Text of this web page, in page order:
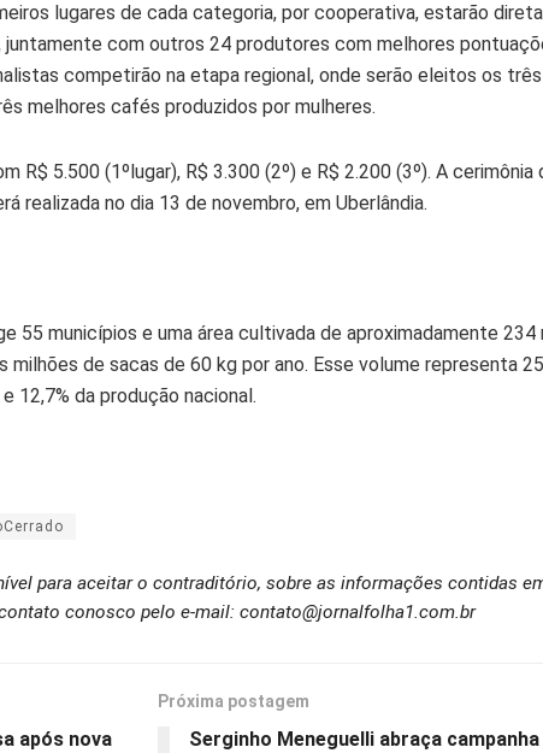
lugares de cada categoria, por cooperativa, estarão
juntamente com outros 24 produtores com melhores
competirão na etapa regional, onde serão eleitos os três
melhores cafés produzidos por mulheres.
R$ 5.500 (1ºlugar), R$ 3.300 (2º) e R$ 2.200 (3º). A cerimônia
realizada no dia 13 de novembro, em Uberlândia.
55 municípios e uma área cultivada de aproximadamente 234
milhões de sacas de 60 kg por ano. Esse volume representa
12,7% da produção nacional.
para aceitar o contraditório, sobre as informações contidas
conosco pelo e-mail: contato@jornalfolha1.com.br
após nova
Próxima postagem
Serginho Meneguelli abraça campanha